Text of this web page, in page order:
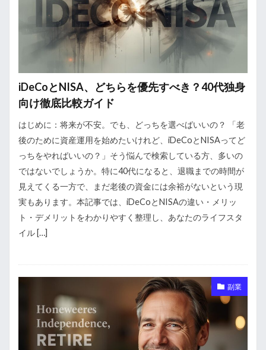
iDeCoとNISA、どちらを優先すべき？40代独身
向け徹底比較ガイド
はじめに：将来が不安。でも、どっちを選べばいいの？ 「老
後のために資産運用を始めたいけれど、iDeCoとNISAってど
っちをやればいいの？」そう悩んで検索している方、多いの
ではないでしょうか。特に40代になると、退職までの時間が
見えてくる一方で、まだ老後の資金には余裕がないという現
実もあります。本記事では、iDeCoとNISAの違い・メリッ
ト・デメリットをわかりやすく整理し、あなたのライフスタ
イル […]
副業